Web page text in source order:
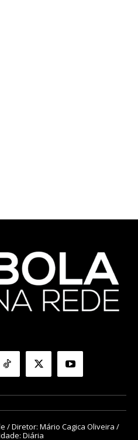
/ Diretor: Mário Cagica Oliveira /
Diária